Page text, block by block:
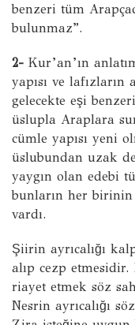
benzeri tüm
bulunmaz”.‌
2- Kur’an’ın
yapısı ve
gelecekte eşi
üslupla Araplara
cümle yapısı yeni
üslubundan uzak
yaygın olan edebi
bunların her
vardı.
Şiirin ayrıcalığı
alıp cezp
riayet etmek söz
Nesrin ayrıcalığı